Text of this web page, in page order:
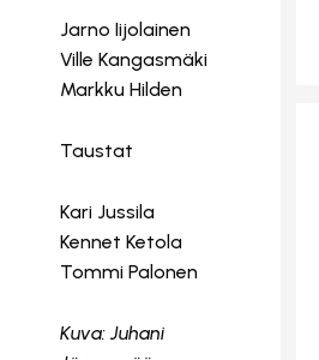
Jarno Iijolainen
Ville Kangasmäki
Markku Hilden
Taustat
Kari Jussila
Kennet Ketola
Tommi Palonen
Kuva: Juhani